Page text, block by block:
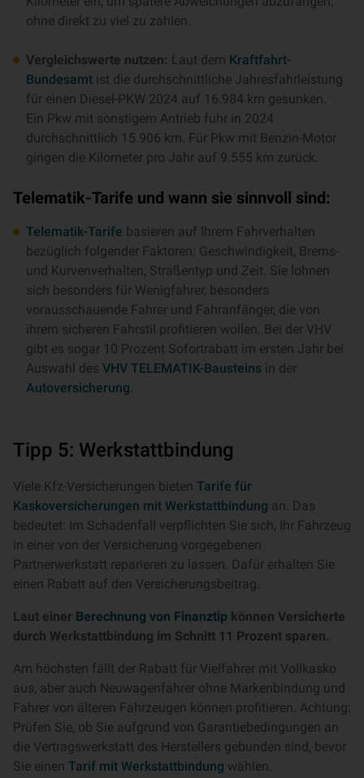
ohne direkt zu viel zu zahlen.
Vergleichswerte nutzen: Laut dem Kraftfahrt-
Bundesamt ist die durchschnittliche Jahresfahrleistung
für einen Diesel-PKW 2024 auf 16.984 km gesunken.
Ein Pkw mit sonstigem Antrieb fuhr in 2024
durchschnittlich 15.906 km. Für Pkw mit Benzin-Motor
gingen die Kilometer pro Jahr auf 9.555 km zurück.
Telematik-Tarife und wann sie sinnvoll sind:
Telematik-Tarife basieren auf Ihrem Fahrverhalten
bezüglich folgender Faktoren: Geschwindigkeit, Brems-
und Kurvenverhalten, Straßentyp und Zeit. Sie lohnen
sich besonders für Wenigfahrer, besonders
vorausschauende Fahrer und Fahranfänger, die von
ihrem sicheren Fahrstil profitieren wollen. Bei der VHV
gibt es sogar 10 Prozent Sofortrabatt im ersten Jahr bei
Auswahl des VHV TELEMATIK-Bausteins in der
Autoversicherung
Tipp 5: Werkstattbindung
Viele Kfz-Versicherungen bieten Tarife für
Kaskoversicherungen mit Werkstattbindung an. Das
bedeutet: Im Schadenfall verpflichten Sie sich, Ihr Fahrzeug
in einer von der Versicherung vorgegebenen
Partnerwerkstatt reparieren zu lassen. Dafür erhalten Sie
einen Rabatt auf den Versicherungsbeitrag.
Laut einer Berechnung von Finanztip können Versicherte
durch Werkstattbindung im Schnitt 11 Prozent sparen.
Am höchsten fällt der Rabatt für Vielfahrer mit Vollkasko
aus, aber auch Neuwagenfahrer ohne Markenbindung und
Fahrer von älteren Fahrzeugen können profitieren. Achtung:
Prüfen Sie, ob Sie aufgrund von Garantiebedingungen an
die Vertragswerkstatt des Herstellers gebunden sind, bevor
Sie einen Tarif mit Werkstattbindung wählen.